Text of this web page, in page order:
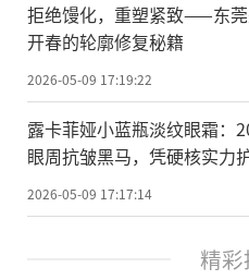
拒绝馒化，重塑紧致——东
开春的轮廓修复秘籍
2026-05-09 17:19:22
露卡菲娅小蓝瓶淡纹眼霜：
眼周抗皱黑马，凭硬核实力
2026-05-09 17:17:14
精